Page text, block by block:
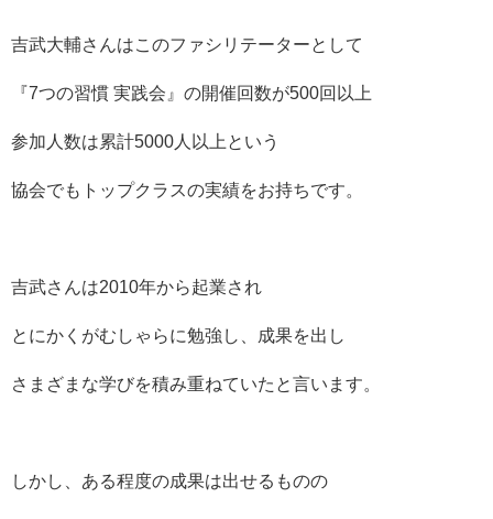
吉武大輔さんはこのファシリテーターとして
『7つの習慣 実践会』の開催回数が500回以上
参加人数は累計5000人以上という
協会でもトップクラスの実績をお持ちです。
吉武さんは2010年から起業され
とにかくがむしゃらに勉強し、成果を出し
さまざまな学びを積み重ねていたと言います。
しかし、ある程度の成果は出せるものの